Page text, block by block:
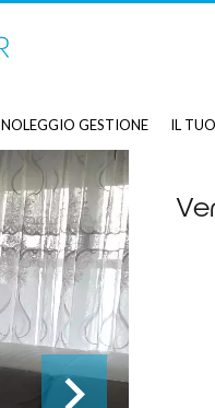
NOLEGGIO GESTIONE IL